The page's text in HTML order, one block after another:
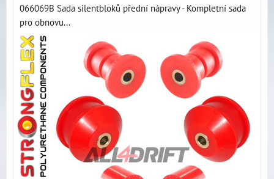
066069B Sada silentbloků přední nápravy - Kompletní sada
pro obnovu...